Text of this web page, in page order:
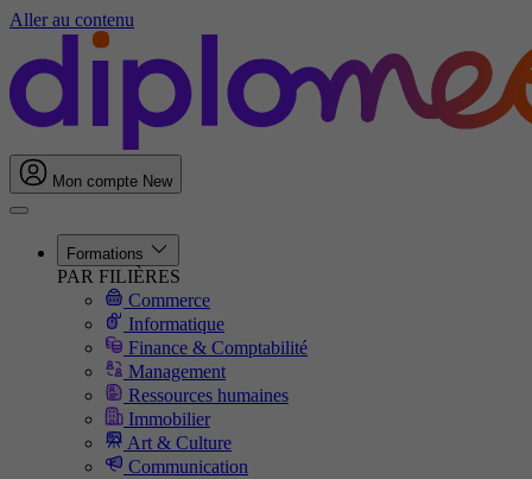
Aller au contenu
Mon compte New
Formations
PAR FILIÈRES
Commerce
Informatique
Finance & Comptabilité
Management
Ressources humaines
Immobilier
Art & Culture
Communication